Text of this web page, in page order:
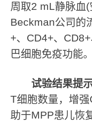
周取2 mL静脉血
Beckman公司的
+、CD4+、
巴细胞免疫功能。
试验结果提示
T细胞数量，增
助于MPP患儿恢